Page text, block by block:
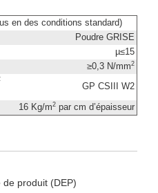
en des conditions standard)
Poudre GRISE
µ≤15
≥0,3 N/mm2
GP CSIII W2
16 Kg/m2 par cm d’épaisseur
produit (DEP)